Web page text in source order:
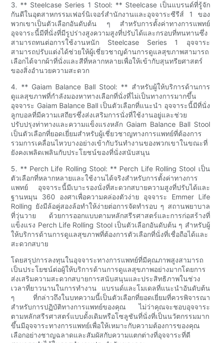
3. ** Steelcase Series 1 Stool: ** Steelcase เป็นแบรนด์ที่รู้จัก
กันดีในอุตสาหกรรมเฟอร์นิเจอร์สำนักงานและอุจจาระซีรีส์ 1 ของ
พวกเขาเป็นตัวเลือกอันดับต้น ๆ สำหรับการตั้งค่าทางการแพทย์
อุจจาระนี้มีที่นั่งที่มีรูปร่างสูงความสูงที่ปรับได้และกรอบที่ทนทานซึ่ง
สามารถทนต่อการใช้งานหนัก Steelcase Series 1 อุจจาระ
สามารถปรับแต่งได้ช่วยให้ผู้เชี่ยวชาญด้านการดูแลสุขภาพสามารถ
เลือกได้จากผ้าที่นั่งและสีที่หลากหลายเพื่อให้เข้ากับสุนทรียศาสตร์
ของสิ่งอำนวยความสะดวก
4. ** Gaiam Balance Ball Stool: ** สำหรับผู้ให้บริการด้านการ
ดูแลสุขภาพที่กำลังมองหาทางเลือกที่นั่งที่ไม่เป็นทางการมากขึ้น
อุจจาระ Gaiam Balance Ball เป็นตัวเลือกที่แนะนำ อุจจาระนี้มีที่นั่ง
ลูกบอลที่มีความเสถียรซึ่งส่งเสริมการนั่งที่ใช้งานอยู่และช่วย
ปรับปรุงท่าทางและความแข็งแรงหลัก Gaiam Balance Ball Stool
เป็นตัวเลือกที่ยอดเยี่ยมสำหรับผู้เชี่ยวชาญทางการแพทย์ที่ต้องการ
รวมการเคลื่อนไหวบางอย่างเข้ากับวันทำงานของพวกเขาในขณะที่
ยังคงเพลิดเพลินกับประโยชน์ของที่นั่งสนับสนุน
5. ** Perch Life Rolling Stool: ** Perch Life Rolling Stool เป็น
ตัวเลือกที่หลากหลายและใช้งานได้จริงสำหรับการตั้งค่าทางการ
แพทย์ อุจจาระนี้มีเบาะรองนั่งที่สะดวกสบายความสูงที่ปรับได้และ
ฐานหมุน 360 องศาเพื่อความคล่องตัวง่าย อุจจาระ Emmer Life
Rolling ยังมีล้อคู่สองล้อทำให้ง่ายต่อการจัดทำรอบ ๆ สถานพยาบาล
ที่วุ่นวาย ด้วยการออกแบบตามหลักสรีรศาสตร์และการก่อสร้างที่
แข็งแรง Perch Life Rolling Stool เป็นตัวเลือกอันดับต้น ๆ สำหรับผู้
ให้บริการด้านการดูแลสุขภาพที่ต้องการตัวเลือกที่นั่งที่เชื่อถือได้และ
สะดวกสบาย
โดยสรุปการลงทุนในอุจจาระทางการแพทย์ที่มีคุณภาพสูงสามารถ
เป็นประโยชน์ต่อผู้ให้บริการด้านการดูแลสุขภาพอย่างมากโดยการ
ส่งเสริมความสะดวกสบายการสนับสนุนและประสิทธิภาพในช่วง
เวลาที่ยาวนานในการทำงาน แบรนด์และโมเดลที่แนะนำอันดับต้น
ๆ ที่กล่าวถึงในบทความนี้เป็นตัวเลือกที่ยอดเยี่ยมที่ควรพิจารณา
สำหรับการปฏิบัติทางการแพทย์ของคุณ ไม่ว่าคุณจะชอบอุจจาระ
ตามหลักสรีรศาสตร์แบบดั้งเดิมหรือโซลูชันที่นั่งที่เป็นนวัตกรรมมาก
ขึ้นมีอุจจาระทางการแพทย์เพื่อให้เหมาะกับความต้องการของคุณ
เลือกอย่างชาญฉลาดและสัมผัสกับความแตกต่างที่อุจจาระที่ดี